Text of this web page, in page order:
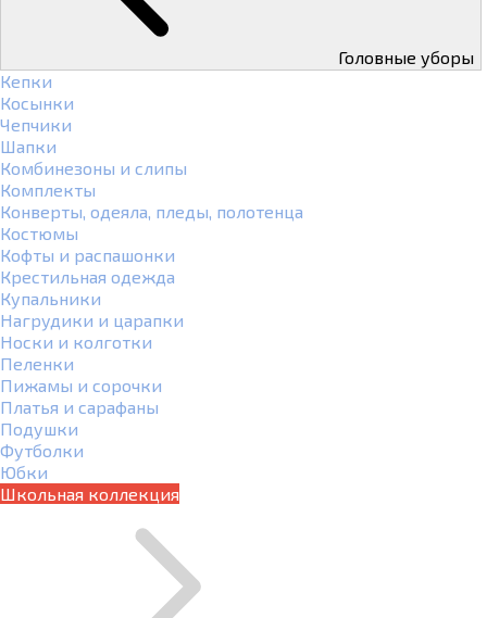
Головные уборы
Кепки
Косынки
Чепчики
Шапки
Комбинезоны и слипы
Комплекты
Конверты, одеяла, пледы, полотенца
Костюмы
Кофты и распашонки
Крестильная одежда
Купальники
Нагрудики и царапки
Носки и колготки
Пеленки
Пижамы и сорочки
Платья и сарафаны
Подушки
Футболки
Юбки
Школьная коллекция